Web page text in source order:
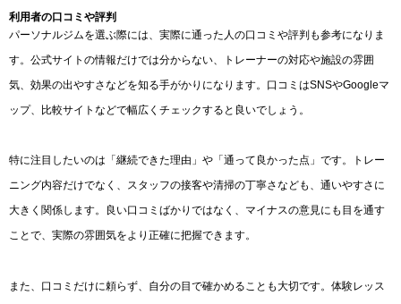
利用者の口コミや評判
パーソナルジムを選ぶ際には、実際に通った人の口コミや評判も参考になりま
す。公式サイトの情報だけでは分からない、トレーナーの対応や施設の雰囲
気、効果の出やすさなどを知る手がかりになります。口コミはSNSやGoogleマ
ップ、比較サイトなどで幅広くチェックすると良いでしょう。
特に注目したいのは「継続できた理由」や「通って良かった点」です。トレー
ニング内容だけでなく、スタッフの接客や清掃の丁寧さなども、通いやすさに
大きく関係します。良い口コミばかりではなく、マイナスの意見にも目を通す
ことで、実際の雰囲気をより正確に把握できます。
また、口コミだけに頼らず、自分の目で確かめることも大切です。体験レッス